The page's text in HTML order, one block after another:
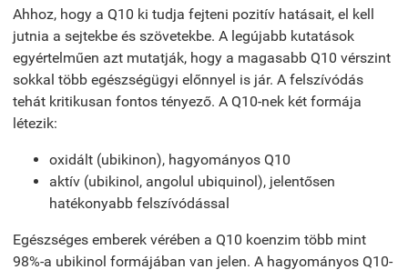
Ahhoz, hogy a Q10 ki tudja fejteni pozitív hatásait, el kell
jutnia a sejtekbe és szövetekbe. A legújabb kutatások
egyértelműen azt mutatják, hogy a magasabb Q10 vérszint
sokkal több egészségügyi előnnyel is jár. A felszívódás
tehát kritikusan fontos tényező. A Q10-nek két formája
létezik:
oxidált (ubikinon), hagyományos Q10
aktív (ubikinol, angolul ubiquinol), jelentősen
hatékonyabb felszívódással
Egészséges emberek vérében a Q10 koenzim több mint
98%-a ubikinol formájában van jelen. A hagyományos Q10-